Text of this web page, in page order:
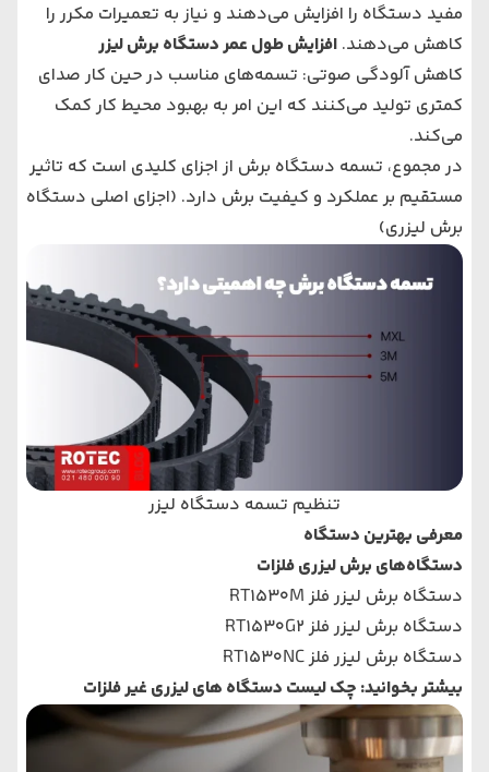
مفید دستگاه را افزایش می‌دهند و نیاز به تعمیرات مکرر را
کاهش می‌دهند. افزایش طول عمر دستگاه برش لیزر
کاهش آلودگی صوتی: تسمه‌های مناسب در حین کار صدای
کمتری تولید می‌کنند که این امر به بهبود محیط کار کمک
می‌کند.
در مجموع، تسمه دستگاه برش از اجزای کلیدی است که تاثیر
مستقیم بر عملکرد و کیفیت برش دارد. (اجزای اصلی دستگاه
برش لیزری)
تنظیم تسمه دستگاه لیزر
معرفی بهترین دستگاه
دستگاه‌های برش لیزری فلزات
دستگاه برش لیزر فلز RT1530M
دستگاه برش لیزر فلز RT1530G2
دستگاه برش لیزر فلز RT1530NC
بیشتر بخوانید: چک لیست دستگاه‌ های لیزری غیر فلزات